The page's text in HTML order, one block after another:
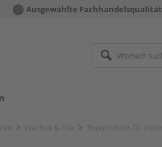
Ausgewählte Fachhandelsqualität